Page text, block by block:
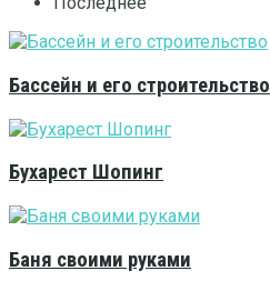
Бассейн и его строительство
Бухарест Шопинг
Баня своими руками